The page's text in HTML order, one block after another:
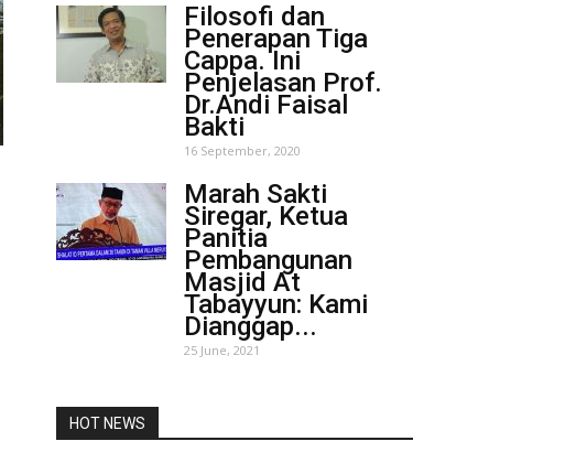
Filosofi dan
Penerapan Tiga
Cappa. Ini
Penjelasan Prof.
Dr.Andi Faisal
Bakti
16 September, 2020
Marah Sakti
Siregar, Ketua
Panitia
Pembangunan
Masjid At
Tabayyun: Kami
Dianggap...
25 June, 2021
HOT NEWS